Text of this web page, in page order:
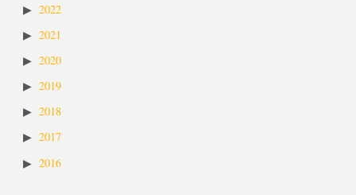
2022
2021
2020
2019
2018
2017
2016